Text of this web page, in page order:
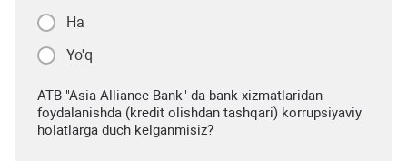
Ha
Yo'q
ATB "Asia Alliance Bank" da bank xizmatlaridan
foydalanishda (kredit olishdan tashqari) korrupsiyaviy
holatlarga duch kelganmisiz?